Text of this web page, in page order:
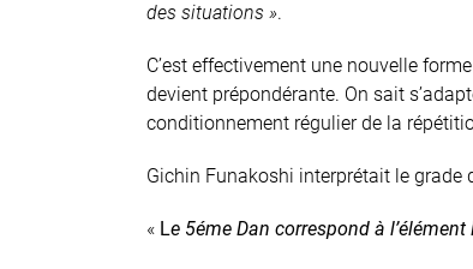
des situations ».
C’est effectivement une nouvelle
devient prépondérante. On sait
conditionnement régulier de la
Gichin Funakoshi interprétait le grade
« Le 5éme Dan correspond à l’élément